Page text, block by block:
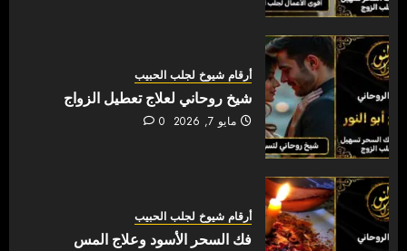
أرقام شيوخ لجلب الحبيب
شيخ روحاني لعلاج تعطيل الزواج
مايو 7, 2026 0
أرقام شيوخ لجلب الحبيب
فك السحر الأسود وعلاج المس